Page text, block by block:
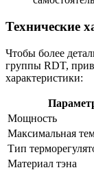
Технические
Чтобы более
группы RDT,
характеристики:
Мощность
Максимальная
Тип
Материал тэна